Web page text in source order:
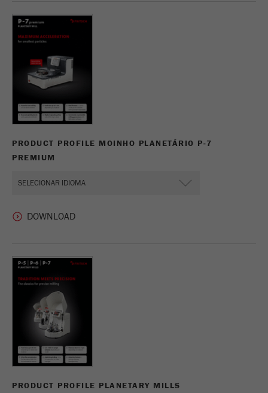
PRODUCT PROFILE MOINHO PLANETÁRIO P-7
PREMIUM
PRODUCT PROFILE PLANETARY MILLS